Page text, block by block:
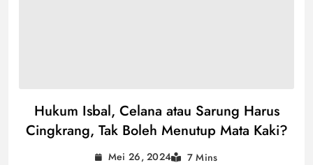
Hukum Isbal, Celana atau Sarung Harus
Cingkrang, Tak Boleh Menutup Mata Kaki?
Mei 26, 2024 7 Mins